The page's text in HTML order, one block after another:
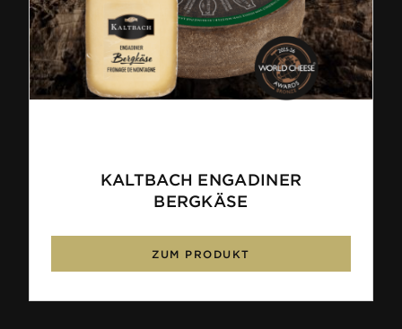
KALTBACH ENGADINER
BERGKÄSE
ZUM PRODUKT